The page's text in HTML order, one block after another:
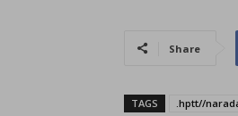
Share
TAGS .hptt//